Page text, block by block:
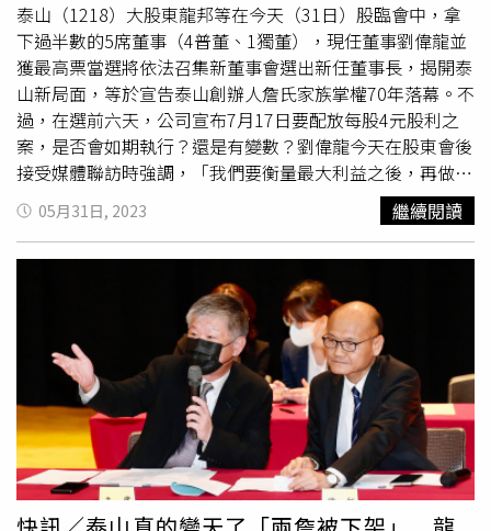
泰山（1218）大股東龍邦等在今天（31日）股臨會中，拿
下過半數的5席董事（4普董、1獨董），現任董事劉偉龍並
獲最高票當選將依法召集新董事會選出新任董事長，揭開泰
山新局面，等於宣告泰山創辦人詹氏家族掌權70年落幕。不
過，在選前六天，公司宣布7月17日要配放每股4元股利之
案，是否會如期執行？還是有變數？劉偉龍今天在股東會後
接受媒體聯訪時強調，「我們要衡量最大利益之後，再做決
定」。對此，公司派詹家經營團隊晚間回應說，「劉偉龍竟
無視之前董事會的決議，證明詹景超董事長所憂心，龍邦意
圖將扣住近二十億現金股利，供其日後繼續炒股之用，的確
是其來有自，這樣的經營團隊日後入主泰山，五萬名泰山股
東，恐將同樣面臨龍邦股東四年０股利的噩夢」。CTWANT
記者曾對泰山5月25日，股臨會召開前不到一周宣布配發現
金股利的消息，詢問過公司，當時公司說該案是董事會通過
的，才能依規定完成財報申報，是不會受到董事改選結果的
影響。不過，劉偉龍今天面對CTWANT記者詢問此案時表
示，「凡事一切以股東最大利益為依歸」，「到底是發放，
就現在等於賣掉我們重要的資產來發放股利，一次性發完以
後就沒有了，還是要爭取把我們最重要的資產，透過法律的
途徑，我們爭取回來，讓股東可以享受長遠的利益，而不是
05月31日, 2023 繼續閱讀